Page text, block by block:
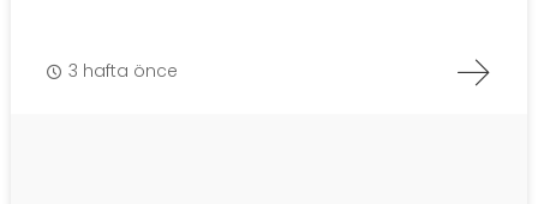
3 hafta önce